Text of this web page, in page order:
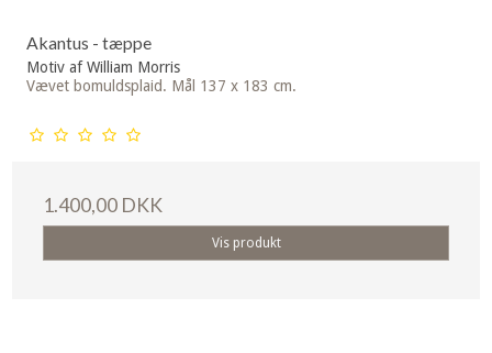
Akantus - tæppe
Motiv af William Morris
Vævet bomuldsplaid. Mål 137 x 183 cm.
1.400,00 DKK
Vis produkt